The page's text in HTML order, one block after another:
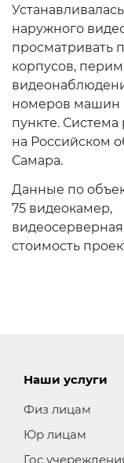
наружного
просматривать
корпусов,
номеров машин
пункте.
на Российском
Самара.
Данные по
75 видеокамер,
стоимость
Наши услуги
Физ лицам
Юр лицам
Гос